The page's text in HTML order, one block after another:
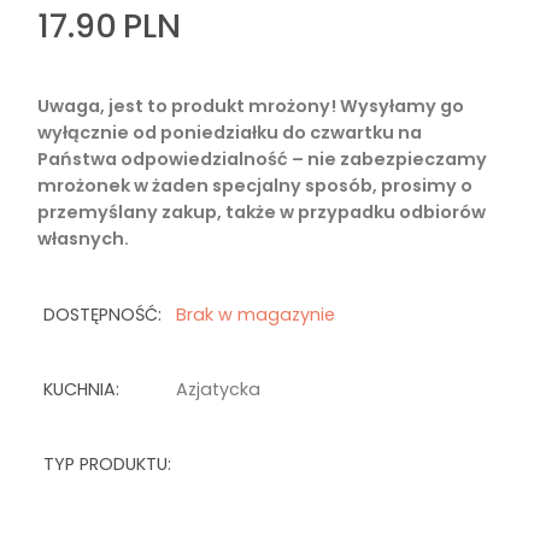
17.90 PLN
Uwaga, jest to produkt mrożony! Wysyłamy go
wyłącznie od poniedziałku do czwartku na
Państwa odpowiedzialność – nie zabezpieczamy
mrożonek w żaden specjalny sposób, prosimy o
przemyślany zakup, także w przypadku odbiorów
własnych.
DOSTĘPNOŚĆ: Brak w magazynie
KUCHNIA: Azjatycka
TYP PRODUKTU: